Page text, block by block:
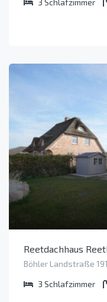
3 Schlafzimmer
Reetdachhaus
Böhler Landstraße
3 Schlafzimmer